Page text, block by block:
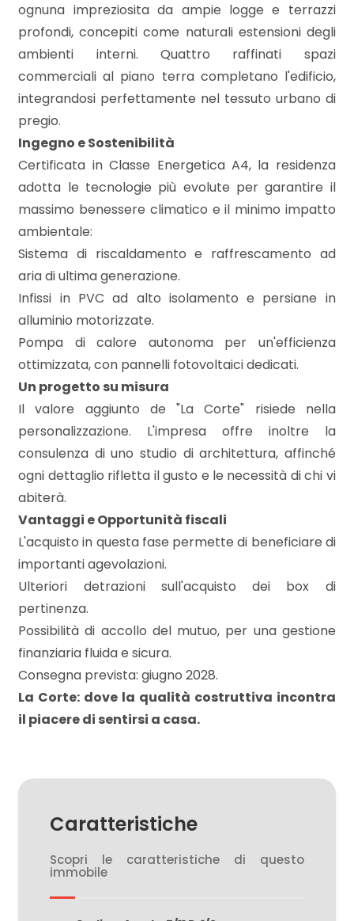
ognuna impreziosita da ampie logge e terrazzi
profondi, concepiti come naturali estensioni degli
ambienti interni. Quattro raffinati spazi
commerciali al piano terra completano l'edificio,
integrandosi perfettamente nel tessuto urbano di
pregio.
Ingegno e Sostenibilità
Certificata in Classe Energetica A4, la residenza
adotta le tecnologie più evolute per garantire il
massimo benessere climatico e il minimo impatto
ambientale:
Sistema di riscaldamento e raffrescamento ad
aria di ultima generazione.
Infissi in PVC ad alto isolamento e persiane in
alluminio motorizzate.
Pompa di calore autonoma per un'efficienza
ottimizzata, con pannelli fotovoltaici dedicati.
Un progetto su misura
Il valore aggiunto de "La Corte" risiede nella
personalizzazione. L'impresa offre inoltre la
consulenza di uno studio di architettura, affinché
ogni dettaglio rifletta il gusto e le necessità di chi vi
abiterà.
Vantaggi e Opportunità fiscali
L'acquisto in questa fase permette di beneficiare di
importanti agevolazioni.
Ulteriori detrazioni sull'acquisto dei box di
pertinenza.
Possibilità di accollo del mutuo, per una gestione
finanziaria fluida e sicura.
Consegna prevista: giugno 2028.
La Corte: dove la qualità costruttiva incontra
il piacere di sentirsi a casa.
Caratteristiche
Scopri le caratteristiche di questo
immobile
Locali
minimi
Qualsiasi
1
2
3
4
5
5+
Bagni
minimi
Qualsiasi
1
2
3
4
5
minime
Qualsiasi